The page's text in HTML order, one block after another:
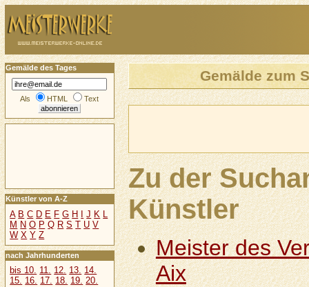
Gemälde zum
Zu der
Künstler
Meister des
Aix
Gemälde des Tages
Als HTML Text
Künstler von A-Z
A B C D E F G H J K L
M N O P Q R S T U V
W X Y Z
nach Jahrhunderten
bis 10. 11. 12. 13. 14.
15. 16. 17. 18. 19. 20.